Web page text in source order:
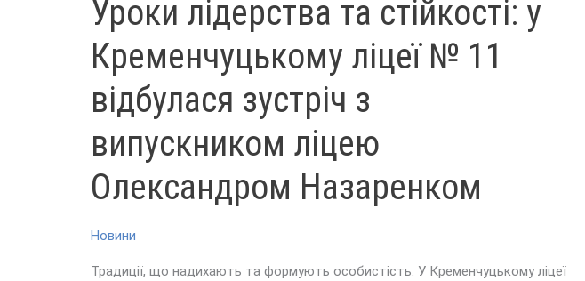
Уроки лідерства та стійкості: у
Кременчуцькому ліцеї № 11
відбулася зустріч з
випускником ліцею
Олександром Назаренком
Новини
Традиції, що надихають та формують особистість. У Кременчуцькому ліцеї
ЛІДЕРСТВА
ТА
СТІЙКОСТІ:
КРЕМЕНЧУЦЬКОМУ
ЛІЦЕЇ
№
ВІДБУЛАСЯ
ЗУСТРІЧ
З
ВИПУСКНИКОМ
ЛІЦЕЮ
ОЛЕКСАНДРОМ
НАЗАРЕНКОМ